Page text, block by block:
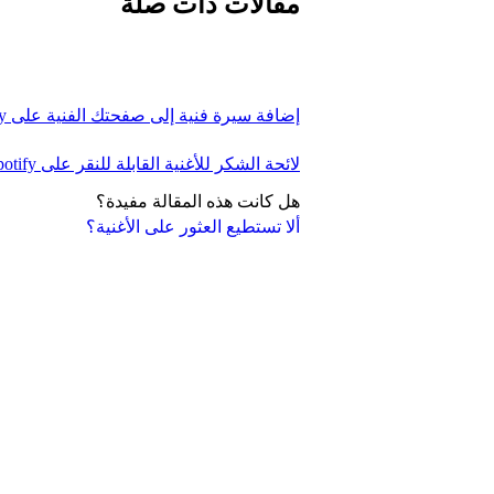
ألا تستطيع العثور على الأغنية؟
إضافة سيرة فنية إلى صفحتك الفنية على Spotify
لائحة الشكر للأغنية القابلة للنقر على Spotify
هل كانت هذه المقالة مفيدة؟